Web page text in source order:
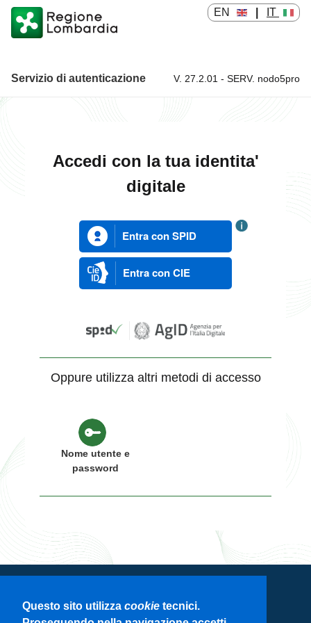
Questo sito utilizza cookie tecnici.
EN IT
Servizio di autenticazione Servizio di autenticazione
V. 27.2.01 - SERV. nodo5pro
Accedi con la tua identita'
digitale
Entra con SPID
Entra con CIE
Oppure utilizza altri metodi di accesso
Nome utente e
password
Servizio di autenticazione di Regione
Lombardia